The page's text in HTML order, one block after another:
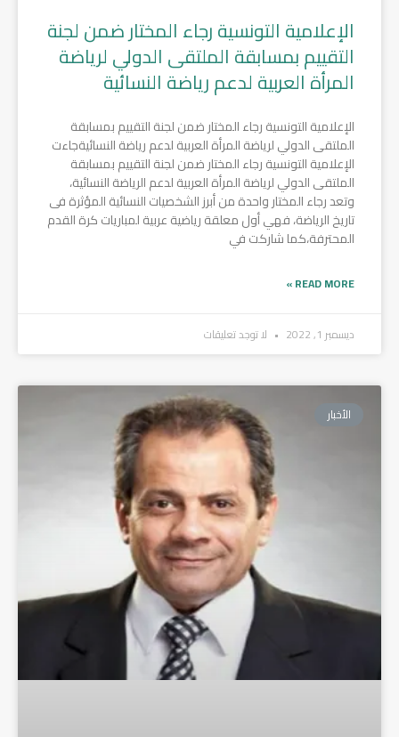
الإعلامية التونسية رجاء المختار ضمن لجنة
التقييم بمسابقة الملتقى الدولي لرياضة
المرأة العربية لدعم رياضة النسائية
الإعلامية التونسية رجاء المختار ضمن لجنة التقييم بمسابقة
الملتقى الدولي لرياضة المرأة العربية لدعم رياضة النسائيةجاءت
الإعلامية التونسية رجاء المختار ضمن لجنة التقييم بمسابقة
الملتقى الدولي لرياضة المرأة العربية لدعم الرياضة النسائية،
وتعد رجاء المختار واحدة من أبرز الشخصيات النسائية المؤثرة فى
تاريخ الرياضة، فهي أول معلقة رياضية عربية لمباريات كرة القدم
المحترفة،كما شاركت في
READ MORE »
ديسمبر 1, 2022 لا توجد تعليقات
الأخبار